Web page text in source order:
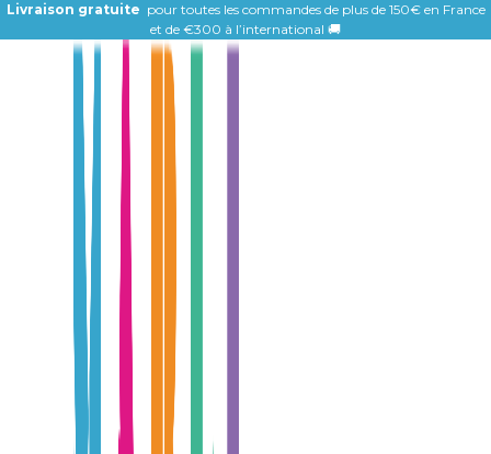
Livraison gratuite pour toutes les commandes de plus de 150€ en France
et de €300 à l’international 🚚